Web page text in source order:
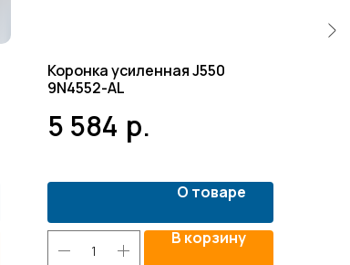
Коронка усиленная J550
9N4552-AL
5 584 р.
О товаре
В корзину